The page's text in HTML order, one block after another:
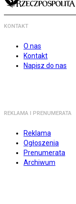
KONTAKT
O nas
Kontakt
Napisz do nas
REKLAMA I PRENUMERATA
Reklama
Ogłoszenia
Prenumerata
Archiwum